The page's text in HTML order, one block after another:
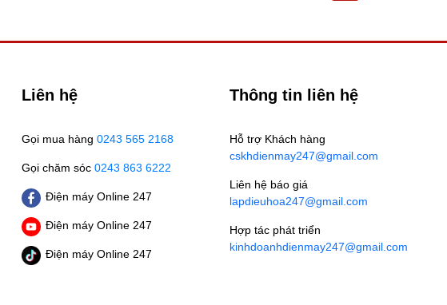
Liên hệ
Gọi mua hàng 0243 565 2168
Gọi chăm sóc 0243 863 6222
Điện máy Online 247
Điện máy Online 247
Điện máy Online 247
Thông tin liên hệ
Hỗ trợ Khách hàng
cskhdienmay247@gmail.com
Liên hệ báo giá
lapdieuhoa247@gmail.com
Hợp tác phát triển
kinhdoanhdienmay247@gmail.com